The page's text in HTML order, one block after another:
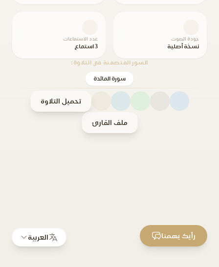
جودة الصوت
نسخة أصلية
عدد الاستماعات
3 استماع
السور المتضمنة في التلاوة:
سورة المائدة
تحميل التلاوة
ملف القارئ
العربية رأيك يهمنا